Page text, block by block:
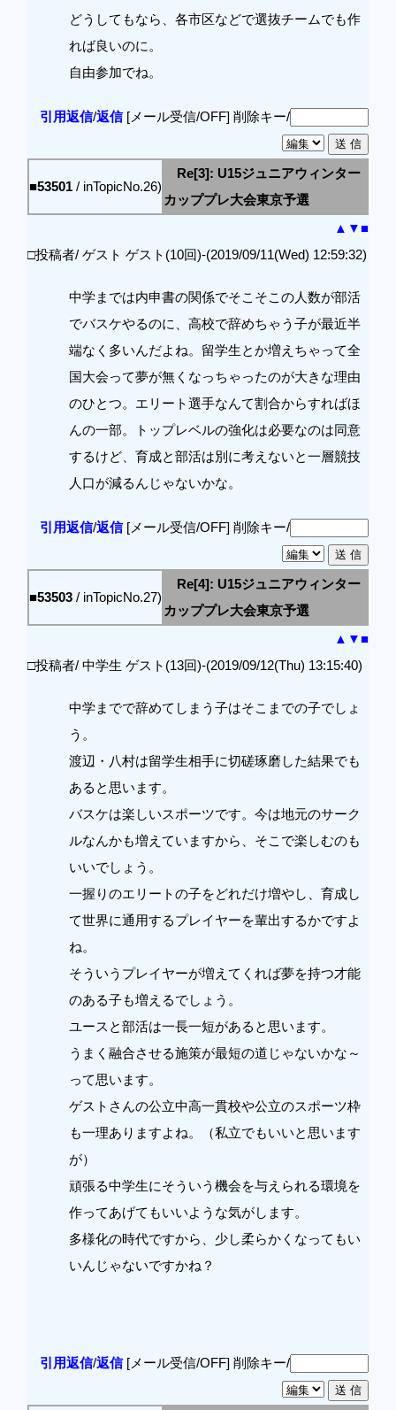
どうしてもなら、各市区などで選抜チームでも作
れば良いのに。
自由参加でね。
引用返信/返信[メール受信/OFF] 削除キー/
■53501 / inTopicNo.26)
Re[3]: U15ジュニアウィンター
カッププレ大会東京予選
▲ ▼■
□投稿者/ ゲスト ゲスト(10回)-(2019/09/11(Wed) 12:59:32)
中学までは内申書の関係でそこそこの人数が部活
でバスケやるのに、高校で辞めちゃう子が最近半
端なく多いんだよね。留学生とか増えちゃって全
国大会って夢が無くなっちゃったのが大きな理由
のひとつ。エリート選手なんて割合からすればほ
んの一部。トップレベルの強化は必要なのは同意
するけど、育成と部活は別に考えないと一層競技
人口が減るんじゃないかな。
引用返信/返信[メール受信/OFF] 削除キー/
■53503 / inTopicNo.27)
Re[4]: U15ジュニアウィンター
カッププレ大会東京予選
▲ ▼■
□投稿者/ 中学生 ゲスト(13回)-(2019/09/12(Thu) 13:15:40)
中学までで辞めてしまう子はそこまでの子でしょ
う。
渡辺・八村は留学生相手に切磋琢磨した結果でも
あると思います。
バスケは楽しいスポーツです。今は地元のサーク
ルなんかも増えていますから、そこで楽しむのも
いいでしょう。
一握りのエリートの子をどれだけ増やし、育成し
て世界に通用するプレイヤーを輩出するかですよ
ね。
そういうプレイヤーが増えてくれば夢を持つ才能
のある子も増えるでしょう。
ユースと部活は一長一短があると思います。
うまく融合させる施策が最短の道じゃないかな～
って思います。
ゲストさんの公立中高一貫校や公立のスポーツ枠
も一理ありますよね。（私立でもいいと思います
が）
頑張る中学生にそういう機会を与えられる環境を
作ってあげてもいいような気がします。
多様化の時代ですから、少し柔らかくなってもい
いんじゃないですかね？
引用返信/返信[メール受信/OFF] 削除キー/